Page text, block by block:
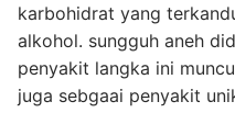
karbohidrat yang
alkohol. sungguh aneh
penyakit langka ini
juga sebgaai penyakit